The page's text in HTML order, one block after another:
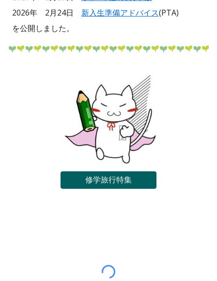
2026年 2月24日 新入生準備アドバイス(PTA)
を公開しました。
修学旅行特集